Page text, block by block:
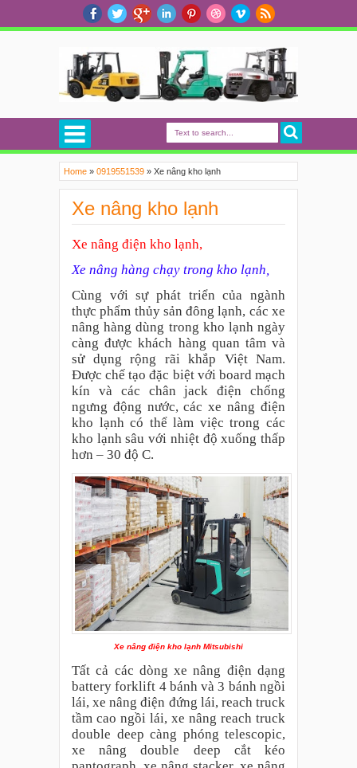
Home » 0919551539 » Xe nâng kho lạnh
Xe nâng kho lạnh
Xe nâng điện kho lạnh,
Xe nâng hàng chạy trong kho lạnh,
Cùng với sự phát triển của ngành
thực phẩm thủy sản đông lạnh, các xe
nâng hàng dùng trong kho lạnh ngày
càng được khách hàng quan tâm và
sử dụng rộng rãi khắp Việt Nam.
Được chế tạo đặc biệt với board mạch
kín và các chân jack điện chống
ngưng động nước, các xe nâng điện
kho lạnh có thể làm việc trong các
kho lạnh sâu với nhiệt độ xuống thấp
hơn – 30 độ C.
Xe nâng điện kho lạnh Mitsubishi
Tất cả các dòng xe nâng điện dạng
battery forklift 4 bánh và 3 bánh ngồi
lái, xe nâng điện đứng lái, reach truck
tầm cao ngồi lái, xe nâng reach truck
double deep càng phóng telescopic,
xe nâng double deep cắt kéo